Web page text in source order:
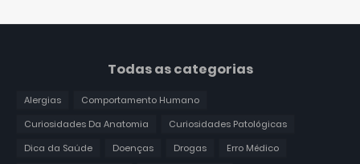
Todas as categorias
Alergias
Comportamento Humano
Curiosidades Da Anatomia
Curiosidades Patológicas
Dica da Saúde
Doenças Drogas
Erro Médico